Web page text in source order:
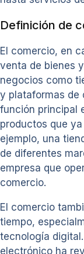
Definición de
El comercio, en
venta de bienes
negocios como
y plataformas de
función principal
productos que
ejemplo, una
de diferentes
empresa que
comercio.
El comercio
tiempo,
tecnología
electrónico ha